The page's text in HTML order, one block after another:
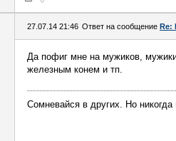
27.07.14 21:46 Ответ на сообщение Re:
Да пофиг мне на мужиков,
железным конем и тп.
Сомневайся в других. Но